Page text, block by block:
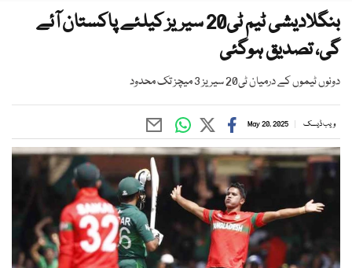
بنگلادیشی ٹیم ٹی20 سیریز کیلئے پاکستان آئے
گی، تصدیق ہوگئی
دونوں ٹیموں کے درمیان ٹی20 سیریز 3 میچز تک محدود
ویب ڈیسک May 20, 2025